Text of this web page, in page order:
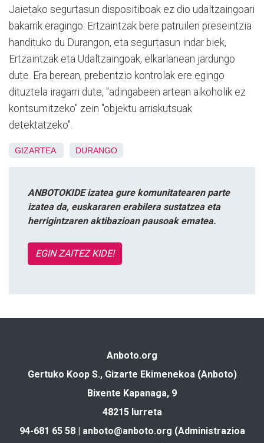
Jaietako segurtasun dispositiboak ez dio udaltzaingoari
bakarrik eragingo. Ertzaintzak bere patruilen preseintzia
handituko du Durangon, eta segurtasun indar biek,
Ertzaintzak eta Udaltzaingoak, elkarlanean jardungo
dute. Era berean, prebentzio kontrolak ere egingo
dituztela iragarri dute, "adingabeen artean alkoholik ez
kontsumitzeko" zein "objektu arriskutsuak
detektatzeko".
GIZARTEA DURANGO
ANBOTOKIDE izatea gure komunitatearen parte
izatea da, euskararen erabilera sustatzea eta
herrigintzaren aktibazioan pausoak ematea.
EGIN ZAITEZ KIDE!
Anboto.org
Gertuko Koop S., Gizarte Ekimenekoa (Anboto)
Bixente Kapanaga, 9
48215 Iurreta
94-681 65 58 | anboto@anboto.org (Administrazioa